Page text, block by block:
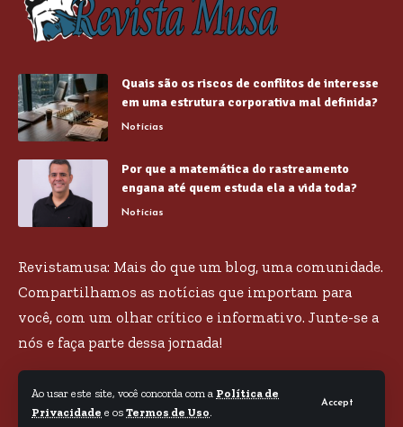
Ao usar este site, você concorda com a Política de
Privacidade e os Termos de Uso.
Accept
Quais são os riscos de conflitos de interesse
em uma estrutura corporativa mal definida?
Notícias
Por que a matemática do rastreamento
engana até quem estuda ela a vida toda?
Notícias
Revistamusa: Mais do que um blog, uma comunidade.
Compartilhamos as notícias que importam para
você, com um olhar crítico e informativo. Junte-se a
nós e faça parte dessa jornada!
© Revista Musa -contato@revistamusa.com.br